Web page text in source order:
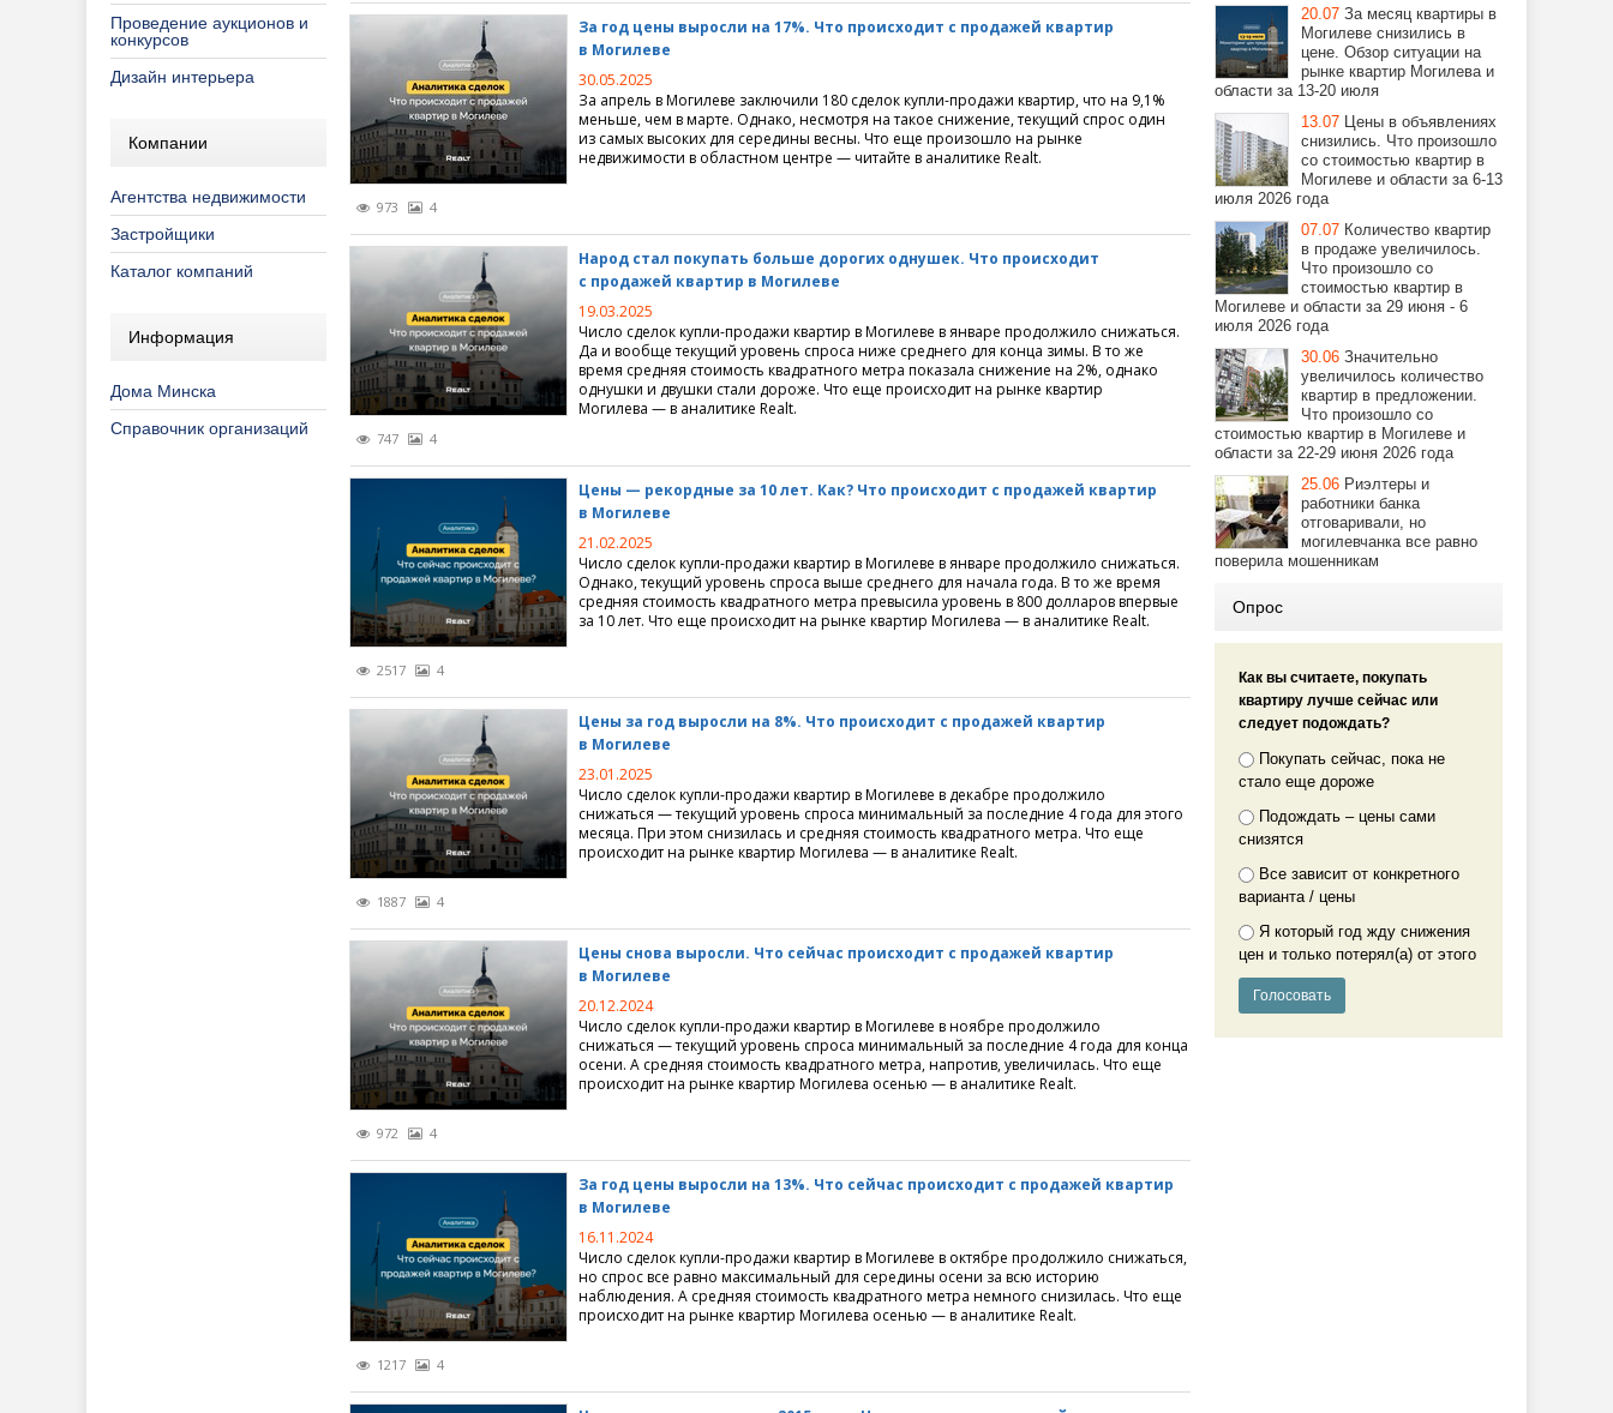
Проведение аукционов и
конкурсов
Дизайн интерьера
Компании
Агентства недвижимости
Застройщики
Каталог компаний
Информация
Дома Минска
Справочник организаций
Специальные предложения
Специальные проекты
Фоторепортажи
Эксклюзив Realt.by
Полезно знать
Продвижение сайта
Реклама в интернет
Тенденции и итоги
Строительные компании
973 4
За год цены выросли на 17%. Что происходит с продажей квартир
в Могилеве
30.05.2025
За апрель в Могилеве заключили 180 сделок купли-продажи квартир, что на 9,1%
меньше, чем в марте. Однако, несмотря на такое снижение, текущий спрос один
из самых высоких для середины весны. Что еще произошло на рынке
недвижимости в областном центре — читайте в аналитике Realt.
747 4
Народ стал покупать больше дорогих однушек. Что происходит
с продажей квартир в Могилеве
19.03.2025
Число сделок купли-продажи квартир в Могилеве в январе продолжило снижаться.
Да и вообще текущий уровень спроса ниже среднего для конца зимы. В то же
время средняя стоимость квадратного метра показала снижение на 2%, однако
однушки и двушки стали дороже. Что еще происходит на рынке квартир
Могилева — в аналитике Realt.
2517 4
Цены — рекордные за 10 лет. Как? Что происходит с продажей квартир
в Могилеве
21.02.2025
Число сделок купли-продажи квартир в Могилеве в январе продолжило снижаться.
Однако, текущий уровень спроса выше среднего для начала года. В то же время
средняя стоимость квадратного метра превысила уровень в 800 долларов впервые
за 10 лет. Что еще происходит на рынке квартир Могилева — в аналитике Realt.
1887 4
Цены за год выросли на 8%. Что происходит с продажей квартир
в Могилеве
23.01.2025
Число сделок купли-продажи квартир в Могилеве в декабре продолжило
снижаться — текущий уровень спроса минимальный за последние 4 года для этого
месяца. При этом снизилась и средняя стоимость квадратного метра. Что еще
происходит на рынке квартир Могилева — в аналитике Realt.
972 4
Цены снова выросли. Что сейчас происходит с продажей квартир
в Могилеве
20.12.2024
Число сделок купли-продажи квартир в Могилеве в ноябре продолжило
снижаться — текущий уровень спроса минимальный за последние 4 года для конца
осени. А средняя стоимость квадратного метра, напротив, увеличилась. Что еще
происходит на рынке квартир Могилева осенью — в аналитике Realt.
1217 4
За год цены выросли на 13%. Что сейчас происходит с продажей квартир
в Могилеве
16.11.2024
Число сделок купли-продажи квартир в Могилеве в октябре продолжило снижаться,
но спрос все равно максимальный для середины осени за всю историю
наблюдения. А средняя стоимость квадратного метра немного снизилась. Что еще
происходит на рынке квартир Могилева осенью — в аналитике Realt.
20.07 За месяц квартиры в
Могилеве снизились в
цене. Обзор ситуации на
рынке квартир Могилева и
области за 13-20 июля
13.07 Цены в объявлениях
снизились. Что произошло
со стоимостью квартир в
Могилеве и области за 6-13
июля 2026 года
07.07 Количество квартир
в продаже увеличилось.
Что произошло со
стоимостью квартир в
Могилеве и области за 29 июня - 6
июля 2026 года
30.06 Значительно
увеличилось количество
квартир в предложении.
Что произошло со
стоимостью квартир в Могилеве и
области за 22-29 июня 2026 года
25.06 Риэлтеры и
работники банка
отговаривали, но
могилевчанка все равно
поверила мошенникам
Опрос
Как вы считаете, покупать
квартиру лучше сейчас или
следует подождать?
Покупать сейчас, пока не
стало еще дороже
Подождать – цены сами
снизятся
Все зависит от конкретного
варианта / цены
Я который год жду снижения
цен и только потерял(а) от этого